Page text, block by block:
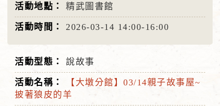
精武圖書館
2026-03-14 14:00-16:00
說故事
【大墩分館】03/14親子故事屋~
披著狼皮的羊